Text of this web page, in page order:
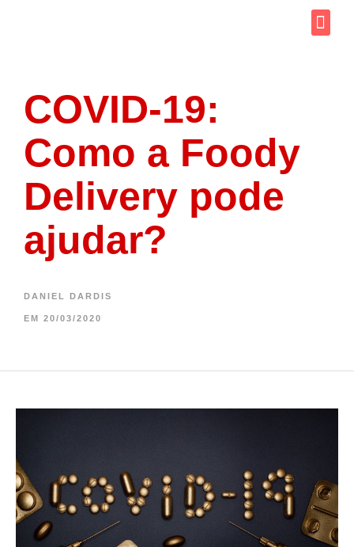
COVID-19:
Como a Foody
Delivery pode
ajudar?
DANIEL DARDIS
EM 20/03/2020